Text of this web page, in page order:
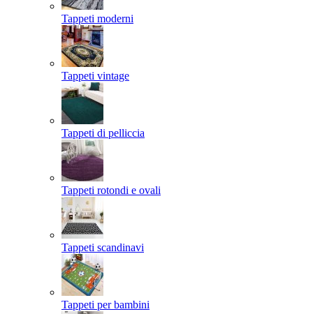
Tappeti moderni
Tappeti vintage
Tappeti di pelliccia
Tappeti rotondi e ovali
Tappeti scandinavi
Tappeti per bambini